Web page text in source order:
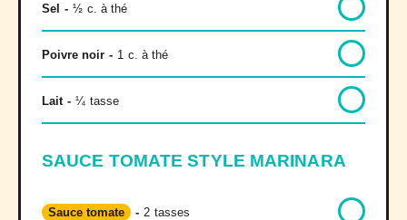
Sel - ½ c. à thé
Poivre noir - 1 c. à thé
Lait - ¼ tasse
SAUCE TOMATE STYLE MARINARA
Sauce tomate - 2 tasses